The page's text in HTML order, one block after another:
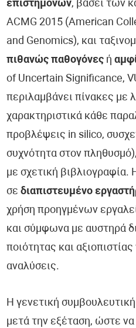
επιστημόνων, βάσει των
ACMG 2015 (American
and Genomics), και
πιθανώς παθογόνες ή
of Uncertain Significance,
περιλαμβάνει πίνακες με
χαρακτηριστικά κάθε
προβλέψεις in silico,
συχνότητα στον
με σχετική βιβλιογραφία.
σεδιαπιστευμένο
χρήση προηγμένων
και σύμφωνα με αυστηρά
ποιότητας και αξιοπιστίας
αναλύσεις.
Η γενετική συμβουλευτική
μετά την εξέταση, ώστε